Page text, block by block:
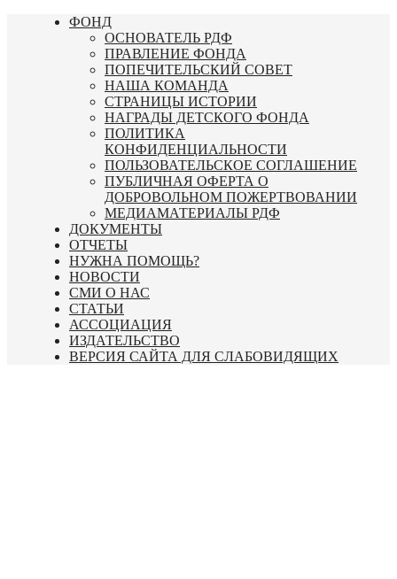
Перейти
ФОНД
ОСНОВАТЕЛЬ РДФ
ПРАВЛЕНИЕ ФОНДА
ПОПЕЧИТЕЛЬСКИЙ СОВЕТ
НАША КОМАНДА
СТРАНИЦЫ ИСТОРИИ
НАГРАДЫ ДЕТСКОГО ФОНДА
ПОЛИТИКА
КОНФИДЕНЦИАЛЬНОСТИ
ПОЛЬЗОВАТЕЛЬСКОЕ СОГЛАШЕНИЕ
ПУБЛИЧНАЯ ОФЕРТА О
ДОБРОВОЛЬНОМ ПОЖЕРТВОВАНИИ
МЕДИАМАТЕРИАЛЫ РДФ
ДОКУМЕНТЫ
ОТЧЕТЫ
НУЖНА ПОМОЩЬ?
НОВОСТИ
СМИ О НАС
СТАТЬИ
АССОЦИАЦИЯ
ИЗДАТЕЛЬСТВО
ВЕРСИЯ САЙТА ДЛЯ СЛАБОВИДЯЩИХ